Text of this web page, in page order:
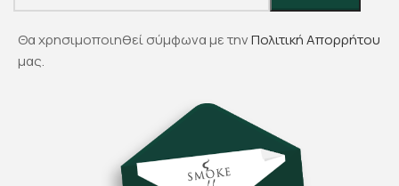
Θα χρησιμοποιηθεί σύμφωνα με τηνΠολιτική Απορρήτου
μας.